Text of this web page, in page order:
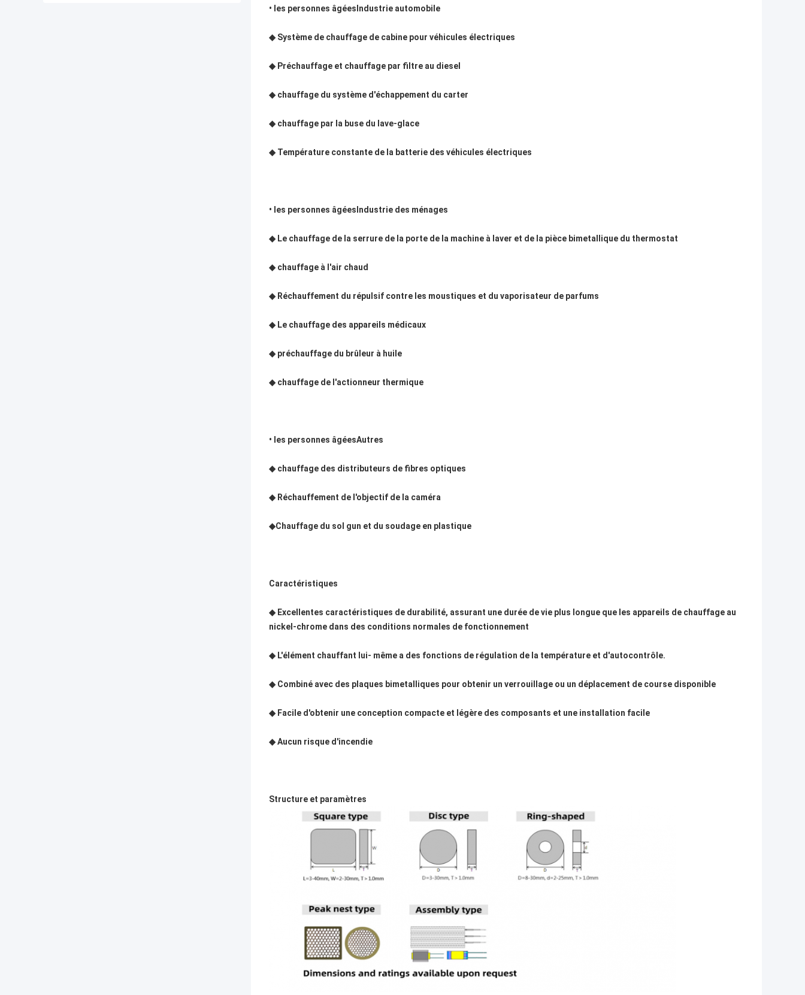
• les personnes âgées Industrie automobile
◆ Système de chauffage de cabine pour véhicules électriques
◆ Préchauffage et chauffage par filtre au diesel
◆ chauffage du système d'échappement du carter
◆ chauffage par la buse du lave-glace
◆ Température constante de la batterie des véhicules électriques
• les personnes âgées Industrie des ménages
◆ Le chauffage de la serrure de la porte de la machine à laver et de la pièce bimetallique du thermostat
◆ chauffage à l'air chaud
◆ Réchauffement du répulsif contre les moustiques et du vaporisateur de parfums
◆ Le chauffage des appareils médicaux
◆ préchauffage du brûleur à huile
◆ chauffage de l'actionneur thermique
• les personnes âgéesAutres
◆ chauffage des distributeurs de fibres optiques
◆ Réchauffement de l'objectif de la caméra
◆Chauffage du sol gun et du soudage en plastique
Caractéristiques
◆ Excellentes caractéristiques de durabilité, assurant une durée de vie plus longue que les appareils de chauffage au
nickel-chrome dans des conditions normales de fonctionnement
◆ L'élément chauffant lui- même a des fonctions de régulation de la température et d'autocontrôle.
◆ Combiné avec des plaques bimetalliques pour obtenir un verrouillage ou un déplacement de course disponible
◆ Facile d'obtenir une conception compacte et légère des composants et une installation facile
◆ Aucun risque d'incendie
Structure et paramètres